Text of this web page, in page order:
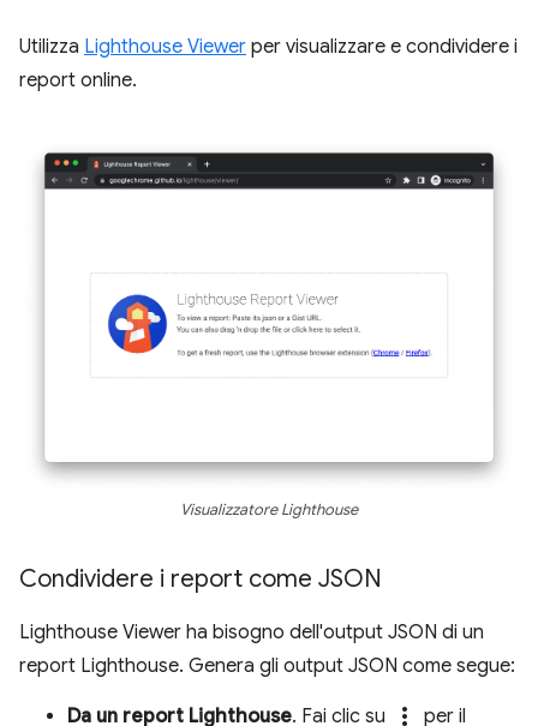
Utilizza Lighthouse Viewer per visualizzare e condividere i
report online.
Visualizzatore Lighthouse
Condividere i report come JSON
Lighthouse Viewer ha bisogno dell'output JSON di un
report Lighthouse. Genera gli output JSON come segue:
Da un report Lighthouse. Fai clic su more_vert per il